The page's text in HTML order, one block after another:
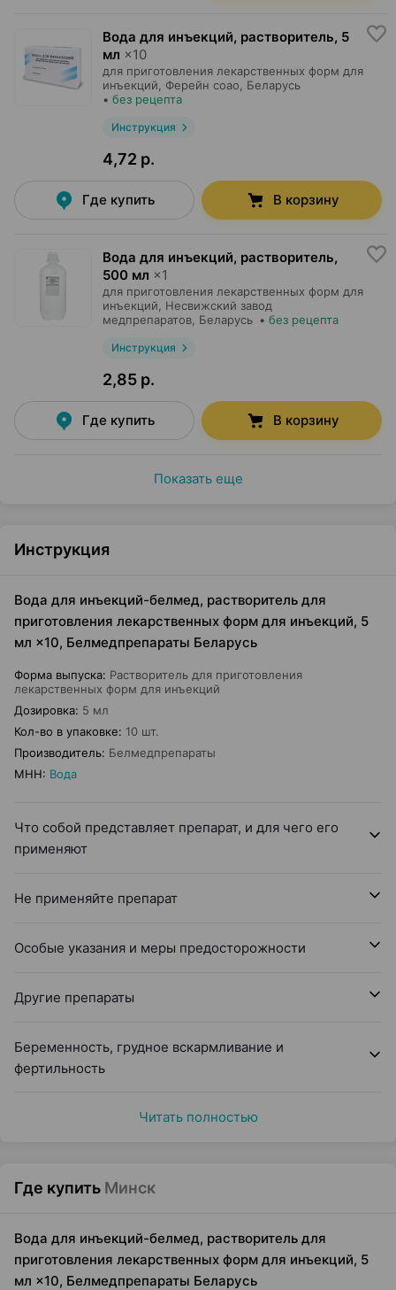
Вода для инъекций, растворитель, 5
мл ×10
для приготовления лекарственных форм для
инъекций,
Ферейн соао , Беларусь
• без рецепта
Инструкция
4,72 р.
Где купить В корзину
Вода для инъекций, растворитель,
500 мл ×1
для приготовления лекарственных форм для
инъекций,
Несвижский завод
медпрепаратов , Беларусь • без рецепта
Инструкция
2,85 р.
Где купить В корзину
Показать еще
Инструкция
Вода для инъекций-белмед, растворитель для
приготовления лекарственных форм для инъекций, 5
мл ×10, Белмедпрепараты Беларусь
Форма выпуска: Растворитель для приготовления
лекарственных форм для инъекций
Дозировка: 5 мл
Кол-во в упаковке: 10 шт.
Производитель: Белмедпрепараты
МНН: Вода
Что собой представляет препарат, и для чего его
применяют
Не применяйте препарат
Особые указания и меры предосторожности
Другие препараты
Беременность, грудное вскармливание и
фертильность
Читать полностью
Где купить Минск
Вода для инъекций-белмед, растворитель для
приготовления лекарственных форм для инъекций, 5
мл ×10, Белмедпрепараты Беларусь